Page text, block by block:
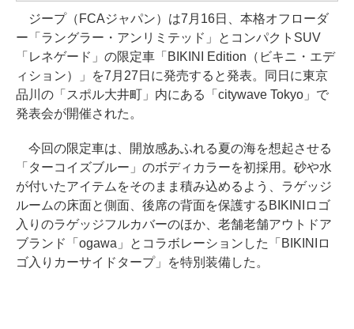
ジープ（FCAジャパン）は7月16日、本格オフローダ
ー「ラングラー・アンリミテッド」とコンパクトSUV
「レネゲード」の限定車「BIKINI Edition（ビキニ・エデ
ィション）」を7月27日に発売すると発表。同日に東京
品川の「スポル大井町」内にある「citywave Tokyo」で
発表会が開催された。
今回の限定車は、開放感あふれる夏の海を想起させる
「ターコイズブルー」のボディカラーを初採用。砂や水
が付いたアイテムをそのまま積み込めるよう、ラゲッジ
ルームの床面と側面、後席の背面を保護するBIKINIロゴ
入りのラゲッジフルカバーのほか、老舗老舗アウトドア
ブランド「ogawa」とコラボレーションした「BIKINIロ
ゴ入りカーサイドタープ」を特別装備した。